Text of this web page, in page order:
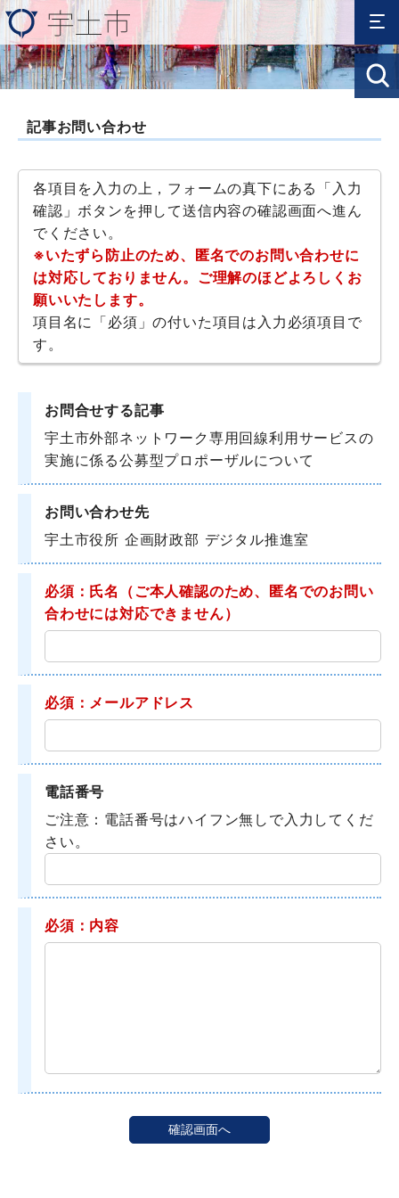
記事お問い合わせ
各項目を入力の上，フォームの真下にある「入力
確認」ボタンを押して送信内容の確認画面へ進ん
でください。
※いたずら防止のため、匿名でのお問い合わせに
は対応しておりません。ご理解のほどよろしくお
願いいたします。
項目名に「必須」の付いた項目は入力必須項目で
す。
お問合せする記事
宇土市外部ネットワーク専用回線利用サービスの
実施に係る公募型プロポーザルについて
お問い合わせ先
宇土市役所 企画財政部 デジタル推進室
必須：氏名
（ご本人確認のため、匿名でのお問い
合わせには対応できません）
必須：メールアドレス
電話番号
ご注意：電話番号はハイフン無しで入力してくだ
さい。
必須：内容